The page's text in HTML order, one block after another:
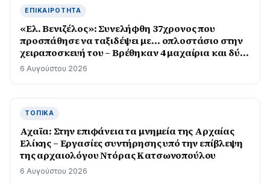
ΕΠΙΚΑΙΡΌΤΗΤΑ
«Ελ. Βενιζέλος»: Συνελήφθη 37χρονος που
προσπάθησε να ταξιδέψει με… οπλοστάσιο στην
χειραποσκευή του – Βρέθηκαν 4 μαχαίρια και δύο
ψαλίδια κλαδέματος
6 Αυγούστου 2026
ΤΟΠΙΚΆ
Αχαϊα: Στην επιφάνεια τα μνημεία της Αρχαίας
Ελίκης – Εργασίες συντήρησης υπό την επίβλεψη
της αρχαιολόγου Ντόρας Κατσωνοπούλου
6 Αυγούστου 2026